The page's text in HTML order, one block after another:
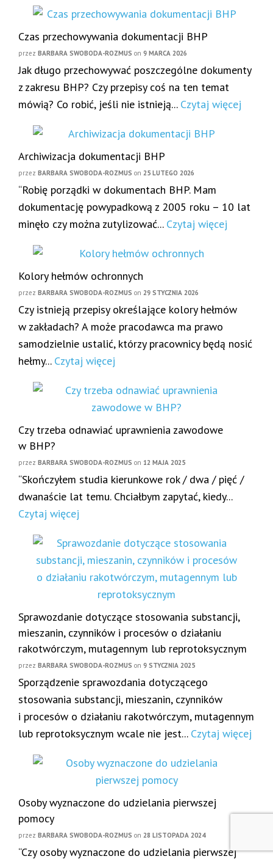
Czas przechowywania dokumentacji BHP
przez BARBARA SWOBODA-ROZMUS on 9 MARCA 2026
Jak długo przechowywać poszczególne dokumenty
z zakresu BHP? Czy przepisy coś na ten temat
mówią? Co robić, jeśli nie istnieją... Czytaj więcej
Archiwizacja dokumentacji BHP
przez BARBARA SWOBODA-ROZMUS on 25 LUTEGO 2026
“Robię porządki w dokumentach BHP. Mam
dokumentację powypadkową z 2005 roku – 10 lat
minęło czy można zutylizować... Czytaj więcej
Kolory hełmów ochronnych
przez BARBARA SWOBODA-ROZMUS on 29 STYCZNIA 2026
Czy istnieją przepisy określające kolory hełmów
w zakładach? A może pracodawca ma prawo
samodzielnie ustalić, którzy pracownicy będą nosić
hełmy... Czytaj więcej
Czy trzeba odnawiać uprawnienia zawodowe
w BHP?
przez BARBARA SWOBODA-ROZMUS on 12 MAJA 2025
“Skończyłem studia kierunkowe rok / dwa / pięć /
dwanaście lat temu. Chciałbym zapytać, kiedy...
Czytaj więcej
Sprawozdanie dotyczące stosowania substancji,
mieszanin, czynników i procesów o działaniu
rakotwórczym, mutagennym lub reprotoksycznym
przez BARBARA SWOBODA-ROZMUS on 9 STYCZNIA 2025
Sporządzenie sprawozdania dotyczącego
stosowania substancji, mieszanin, czynników
i procesów o działaniu rakotwórczym, mutagennym
lub reprotoksycznym wcale nie jest... Czytaj więcej
Osoby wyznaczone do udzielania pierwszej
pomocy
przez BARBARA SWOBODA-ROZMUS on 28 LISTOPADA 2024
“Czy osoby wyznaczone do udzielania pierwszej